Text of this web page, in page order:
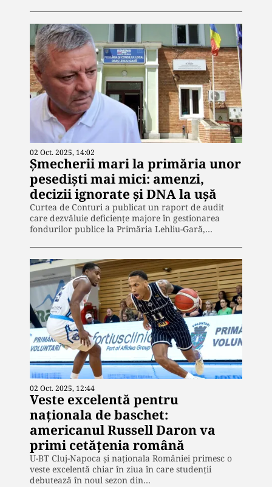
02 Oct. 2025, 14:02
Șmecherii mari la primăria unor
pesediști mai mici: amenzi,
decizii ignorate și DNA la ușă
Curtea de Conturi a publicat un raport de audit
care dezvăluie deficiențe majore în gestionarea
fondurilor publice la Primăria Lehliu-Gară,…
02 Oct. 2025, 12:44
Veste excelentă pentru
naționala de baschet:
americanul Russell Daron va
primi cetățenia română
U-BT Cluj-Napoca și naționala României primesc o
veste excelentă chiar în ziua în care studenții
debutează în noul sezon din…